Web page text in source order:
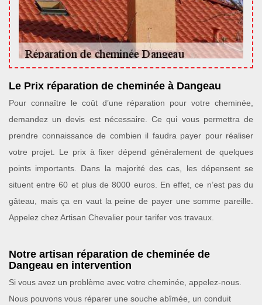
Le Prix réparation de cheminée à Dangeau
Pour connaître le coût d’une réparation pour votre cheminée,
demandez un devis est nécessaire. Ce qui vous permettra de
prendre connaissance de combien il faudra payer pour réaliser
votre projet. Le prix à fixer dépend généralement de quelques
points importants. Dans la majorité des cas, les dépensent se
situent entre 60 et plus de 8000 euros. En effet, ce n’est pas du
gâteau, mais ça en vaut la peine de payer une somme pareille.
Appelez chez Artisan Chevalier pour tarifer vos travaux.
Notre artisan réparation de cheminée de
Dangeau en intervention
Si vous avez un problème avec votre cheminée, appelez-nous.
Nous pouvons vous réparer une souche abîmée, un conduit